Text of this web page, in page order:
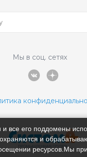
Мы в соц. сетях
и все его поддомены
и
ресурсов.Мы